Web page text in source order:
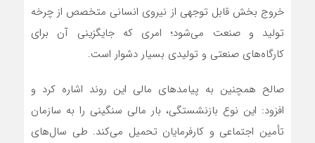
خروج بخش قابل توجهی از نیروی انسانی متخصص از چرخه
تولید و صنعت می‌شود؛ امری که جایگزینی آن برای
کارگاه‌های صنعتی و تولیدی بسیار دشوار است.
صالح همچنین به پیامدهای مالی این روند اشاره کرد و
افزود: این نوع بازنشستگی، بار مالی سنگینی را به سازمان
تأمین اجتماعی و کارفرمایان تحمیل می‌کند. طی سال‌های